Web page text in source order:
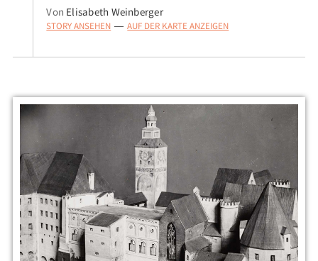
Von Elisabeth Weinberger
STORY ANSEHEN — AUF DER KARTE ANZEIGEN